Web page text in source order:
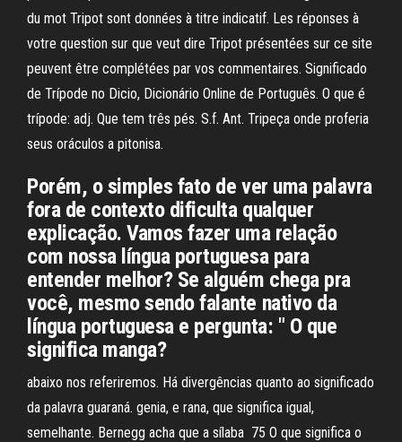
du mot Tripot sont données à titre indicatif. Les réponses à
votre question sur que veut dire Tripot présentées sur ce site
peuvent être complétées par vos commentaires. Significado
de Trípode no Dicio, Dicionário Online de Português. O que é
trípode: adj. Que tem três pés. S.f. Ant. Tripeça onde proferia
seus oráculos a pitonisa.
Porém, o simples fato de ver uma palavra
fora de contexto dificulta qualquer
explicação. Vamos fazer uma relação
com nossa língua portuguesa para
entender melhor? Se alguém chega pra
você, mesmo sendo falante nativo da
língua portuguesa e pergunta: " O que
significa manga?
abaixo nos referiremos. Há divergências quanto ao significado
da palavra guaraná. genia, e rana, que significa igual,
semelhante. Bernegg acha que a sílaba 75 O que significa o